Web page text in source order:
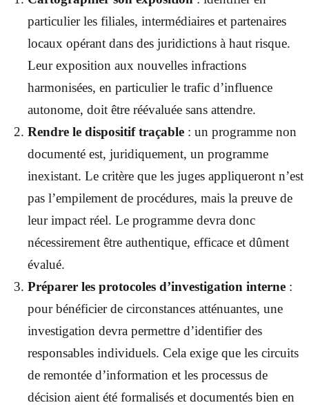
particulier les filiales, intermédiaires et partenaires
locaux opérant dans des juridictions à haut risque.
Leur exposition aux nouvelles infractions
harmonisées, en particulier le trafic d’influence
autonome, doit être réévaluée sans attendre.
Rendre le dispositif traçable : un programme non
documenté est, juridiquement, un programme
inexistant. Le critère que les juges appliqueront n’est
pas l’empilement de procédures, mais la preuve de
leur impact réel. Le programme devra donc
nécessirement être authentique, efficace et dûment
évalué.
Préparer les protocoles d’investigation interne :
pour bénéficier de circonstances atténuantes, une
investigation devra permettre d’identifier des
responsables individuels. Cela exige que les circuits
de remontée d’information et les processus de
décision aient été formalisés et documentés bien en